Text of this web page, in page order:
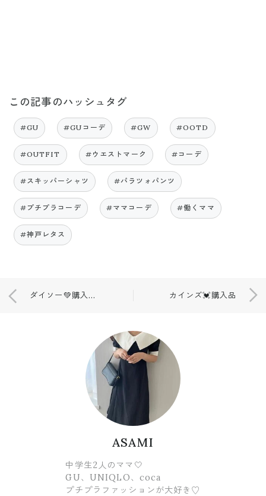
この記事のハッシュタグ
#GU #GUコーデ #GW #OOTD
#OUTFIT #ウエストマーク #コーデ
#スキッパーシャツ #パラツォパンツ
#プチプラコーデ #ママコーデ #働くママ
#神戸レタス
ダイソー💚購入品💓節約アイテム✨ カインズ💓購入品
ASAMI
中学生2人のママ🤍
GU、UNIQLO、coca
プチプラファッションが大好き♡